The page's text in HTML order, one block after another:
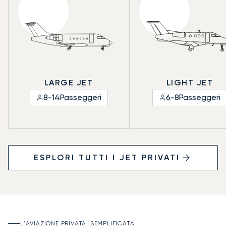
LARGE JET
8-14Passeggeri
LIGHT JET
6-8Passeggeri
ESPLORI TUTTI I JET PRIVATI
L'AVIAZIONE PRIVATA, SEMPLIFICATA